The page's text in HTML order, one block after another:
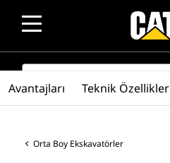
SEARCH
Orta Boy Ekskavatörler
Avantajları Teknik Özellikler